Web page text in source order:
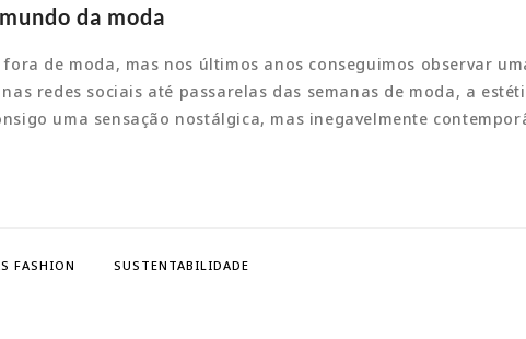
da moda
de moda, mas nos últimos anos conseguimos observar
redes sociais até passarelas das semanas de moda, a
uma sensação nostálgica, mas inegavelmente
FASHION SUSTENTABILIDADE